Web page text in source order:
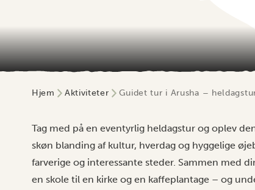
Hjem Aktiviteter Guidet tur i Arusha –
Tag med på en eventyrlig heldagstur og oplev
skøn blanding af kultur, hverdag og hyggelige
farverige og interessante steder. Sammen med
en skole til en kirke og en kaffeplantage – og